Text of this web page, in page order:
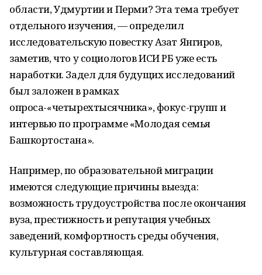
области, Удмуртии и Перми? Эта тема требует
отдельного изучения, — определил
исследовательскую повестку Азат Янгиров,
заметив, что у социологов ИСИ РБ уже есть
наработки. Задел для будущих исследований
был заложен в рамках
опроса-«четырехтысячника», фокус-групп и
интервью по программе «Молодая семья
Башкортостана».
Например, по образовательной миграции
имеются следующие причины выезда:
возможность трудоустройства после окончания
вуза, престижность и репутация учебных
заведений, комфортность среды обучения,
культурная составляющая.